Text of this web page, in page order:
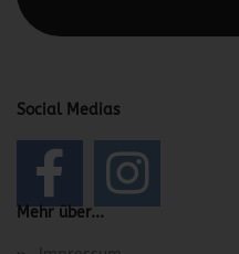
Social Medias
Mehr über...